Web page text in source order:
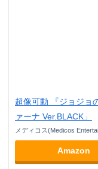
超像可動 『ジョジョ
ァーナ Ver.BLACK」
メディコス(Medicos
Amazon